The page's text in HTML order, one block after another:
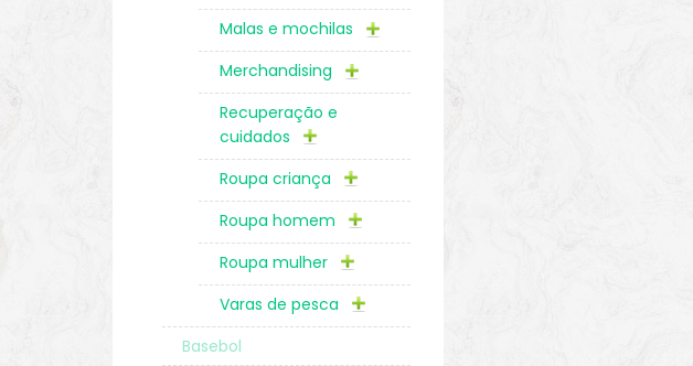
Malas e mochilas
Merchandising
Recuperação e
cuidados
Roupa criança
Roupa homem
Roupa mulher
Varas de pesca
Basebol